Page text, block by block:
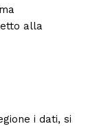
alla
i dati, si